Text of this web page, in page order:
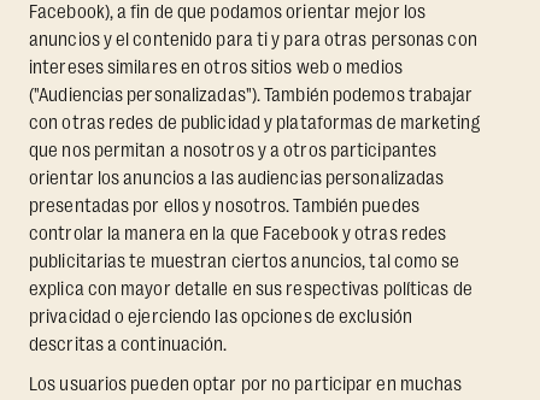
Facebook), a fin de que podamos orientar mejor los
anuncios y el contenido para ti y para otras personas con
intereses similares en otros sitios web o medios
("Audiencias personalizadas"). También podemos trabajar
con otras redes de publicidad y plataformas de marketing
que nos permitan a nosotros y a otros participantes
orientar los anuncios a las audiencias personalizadas
presentadas por ellos y nosotros. También puedes
controlar la manera en la que Facebook y otras redes
publicitarias te muestran ciertos anuncios, tal como se
explica con mayor detalle en sus respectivas políticas de
privacidad o ejerciendo las opciones de exclusión
descritas a continuación.
Los usuarios pueden optar por no participar en muchas